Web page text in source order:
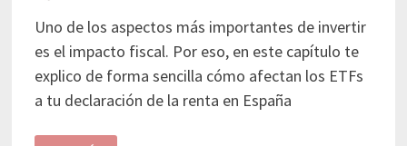
Uno de los aspectos más importantes de invertir
es el impacto fiscal. Por eso, en este capítulo te
explico de forma sencilla cómo afectan los ETFs
a tu declaración de la renta en España